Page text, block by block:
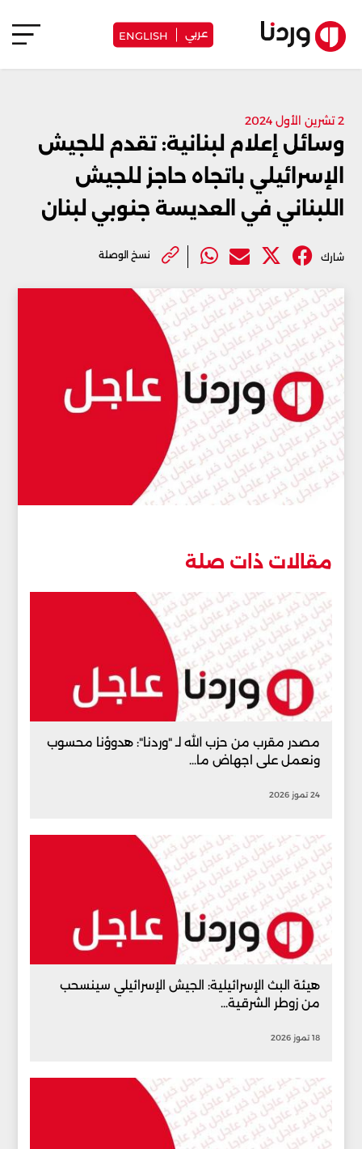
عربي ENGLISH
2 تشرين الأول 2024
وسائل إعلام لبنانية: تقدم للجيش
الإسرائيلي باتجاه حاجز للجيش
اللبناني في العديسة جنوبي لبنان
شارك نسخ الوصلة
مقالات ذات صلة
مصدر مقرب من حزب الله لـ "وردنا": هدوؤنا محسوب
ونعمل على اجهاض ما...
24 تموز 2026
هيئة البث الإسرائيلية: الجيش الإسرائيلي سينسحب
من زوطر الشرقية...
18 تموز 2026